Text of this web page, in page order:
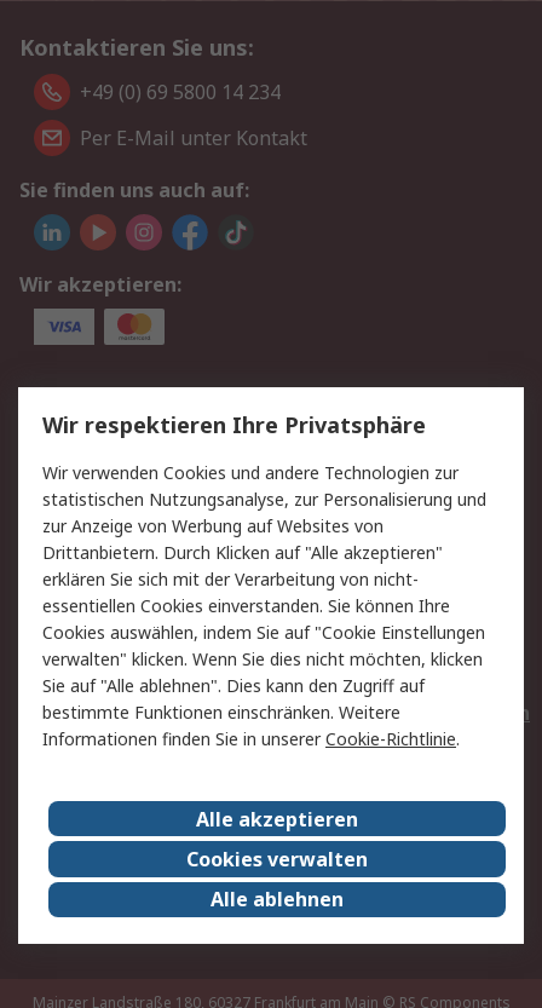
Kontaktieren Sie uns:
+49 (0) 69 5800 14 234
Per E-Mail unter Kontakt
Sie finden uns auch auf:
Wir akzeptieren:
Service
Value Added Services
Lieferlösungen
Rücksendungen
Kontakt
Hilfe
Privatkunden
Rechtliches
AGB
Datenschutz
Cookie-Richtlinie
Zahlungsbedingungen
Copyright/Impressum
Entsorgung
Elektrogeräte/Batterien
RS weltweit
Karriere bei RS
Nachhaltigkeit
Qualität/Umwelt/ZertifikatePresse-Center
Event-Center
Mainzer Landstraße 180, 60327 Frankfurt am Main © RS Components
Wir respektieren Ihre Privatsphäre
Wir verwenden Cookies und andere Technologien zur
statistischen Nutzungsanalyse, zur Personalisierung und
zur Anzeige von Werbung auf Websites von
Drittanbietern. Durch Klicken auf "Alle akzeptieren"
erklären Sie sich mit der Verarbeitung von nicht-
essentiellen Cookies einverstanden. Sie können Ihre
Cookies auswählen, indem Sie auf "Cookie Einstellungen
verwalten" klicken. Wenn Sie dies nicht möchten, klicken
Sie auf "Alle ablehnen". Dies kann den Zugriff auf
bestimmte Funktionen einschränken. Weitere
Informationen finden Sie in unsererCookie-Richtlinie.
Alle akzeptieren
Cookies verwalten
Alle ablehnen